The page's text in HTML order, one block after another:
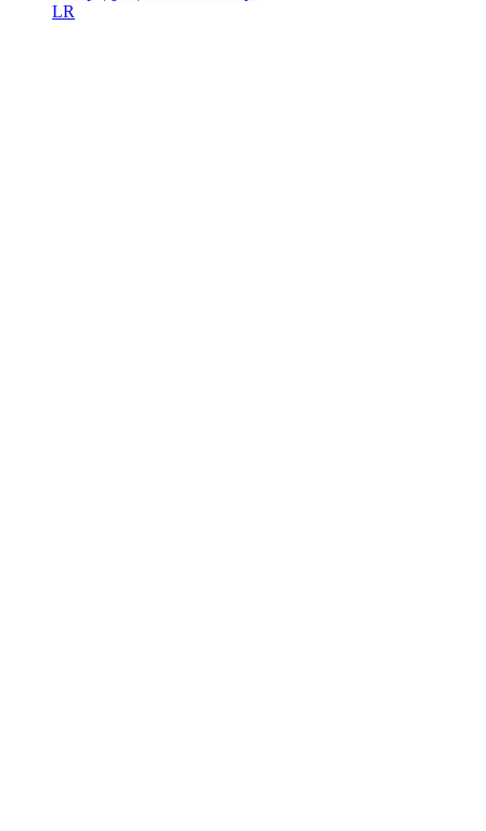
LR